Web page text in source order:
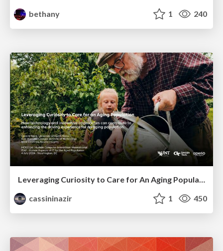
bethany
1 240
Leveraging Curiosity to Care for An Aging Population
cassininazir
1 450